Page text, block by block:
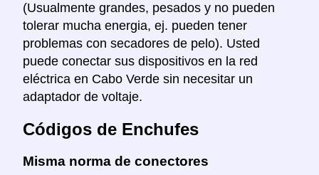
(Usualmente grandes, pesados y no pueden
tolerar mucha energia, ej. pueden tener
problemas con secadores de pelo). Usted
puede conectar sus dispositivos en la red
eléctrica en Cabo Verde sin necesitar un
adaptador de voltaje.
Códigos de Enchufes
Misma norma de conectores